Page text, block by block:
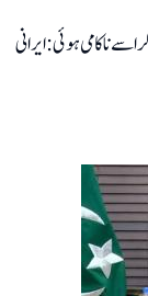
ناکامی ہوئی:ایرانی